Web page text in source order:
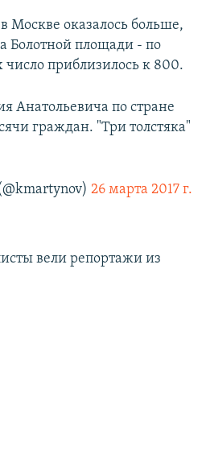
Москве оказалось больше,
Болотной площади - по
число приблизилось к 800.
Анатольевича по стране
граждан. "Три толстяка"
26 марта 2017 г.
вели репортажи из